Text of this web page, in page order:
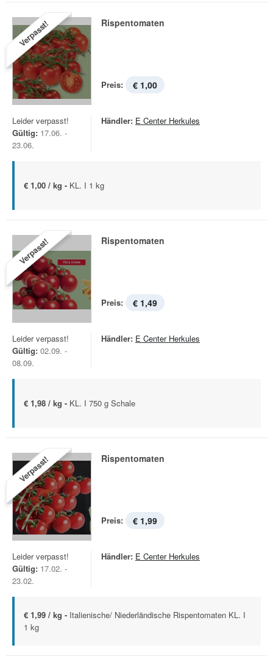
Verpasst! Rispentomaten
Preis: € 1,00
Leider verpasst!
Gültig: 17.06. -
23.06.
Händler: E Center Herkules
€ 1,00 / kg - KL. I 1 kg
Verpasst! Rispentomaten
Preis: € 1,49
Leider verpasst!
Gültig: 02.09. -
08.09.
Händler: E Center Herkules
€ 1,98 / kg - KL. I 750 g Schale
Verpasst! Rispentomaten
Preis: € 1,99
Leider verpasst!
Gültig: 17.02. -
23.02.
Händler: E Center Herkules
€ 1,99 / kg - Italienische/ Niederländische Rispentomaten KL. I
1 kg